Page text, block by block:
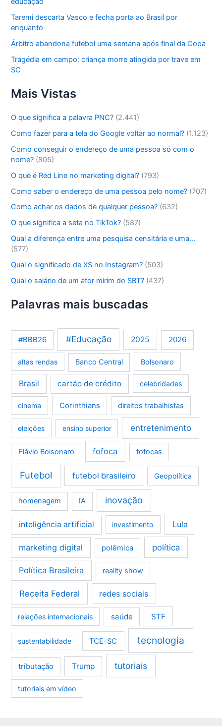
Taremi descarta Vasco e fecha porta ao Brasil por
enquanto
Árbitro abandona futebol uma semana após final da Copa
Tragédia em campo: criança morre atingida por trave em
SC
Mais Vistas
O que significa a palavra PNC? (2.441)
Como fazer para a tela do Google voltar ao normal? (1.123)
Como conseguir o endereço de uma pessoa só com o
nome? (805)
O que é Red Line no marketing digital? (793)
Como saber o endereço de uma pessoa pelo nome? (707)
Como achar os dados de qualquer pessoa? (632)
O que significa a seta no TikTok? (587)
Qual a diferença entre uma pesquisa censitária e uma…
(577)
Qual o significado de XS no Instagram? (503)
Qual o salário de um ator mirim do SBT? (437)
Palavras mais buscadas
#BBB26 #Educação 2025 2026
altas rendas Banco Central Bolsonaro
Brasil cartão de crédito celebridades
cinema Corinthians direitos trabalhistas
eleições ensino superior entretenimento
Flávio Bolsonaro fofoca fofocas
Futebol futebol brasileiro Geopolítica
homenagem IA inovação
inteligência artificial investimento Lula
marketing digital polêmica política
Política Brasileira reality show
Receita Federal redes sociais
relações internacionais saúde STF
sustentabilidade TCE-SC tecnologia
tributação Trump tutoriais
tutoriais em vídeo